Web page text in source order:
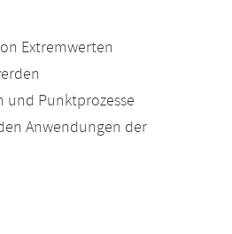
Extremwerten
und Punktprozesse
Anwendungen der